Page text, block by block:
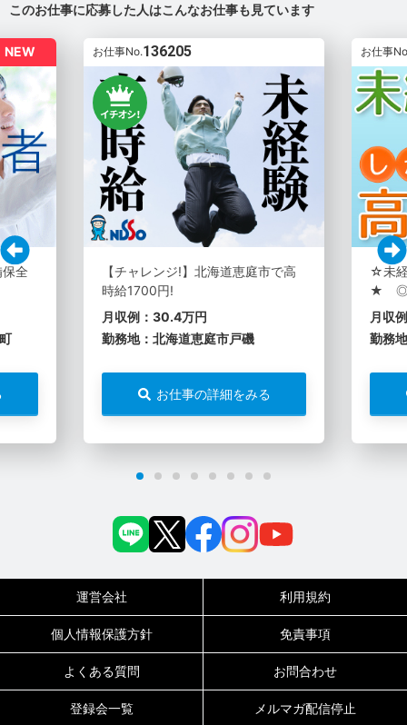
このお仕事に応募した人はこんなお仕事も見ています
NEW
全
お仕事No.136205
【チャレンジ!】北海道恵庭市で高
時給1700円!
月収例：30.4万円
勤務地：北海道恵庭市戸磯
お仕事の詳細をみる
お仕事
☆未
★ ◎
月収
勤務
運営会社 利用規約
個人情報保護方針 免責事項
よくある質問 お問合わせ
登録会一覧 メルマガ配信停止